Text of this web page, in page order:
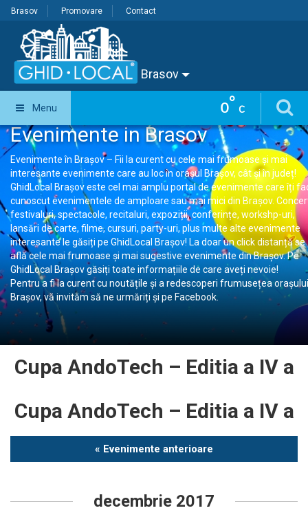
Brasov Promovare Contact
Brasov
0° C
Menu
Evenimente in Brasov
Evenimente în Brașov – Fii la curent cu cele mai frumoase și mai
interesante evenimente care au loc în orașul Brașov, cât și în județ!
GhidLocal Brașov este cel mai amplu portal de evenimente care îți
cunoscut evenimentele de amploare sau mai mici din Brașov.
festivaluri, spectacole, recitaluri, expoziții, conferințe, workshp-uri,
lansări de carte, filme, cursuri, party-uri, plus multe alte evenimente
interesante le găsiți pe GhidLocal Brașov! La doar un click distanță se
află cele mai frumoase și mai sugestive evenimente din Brașov. Pe
GhidLocal Brașov găsiți toate informațiile de care aveți nevoie!
Pentru a fi la curent cu noutățile și a redescoperi frumusețea orașului
Brașov, vă invităm să ne urmăriți și pe Facebook.
Cupa AndoTech – Editia a IV a
Cupa AndoTech – Editia a IV a
Evenimente
List
« Evenimente anterioare
decembrie 2017